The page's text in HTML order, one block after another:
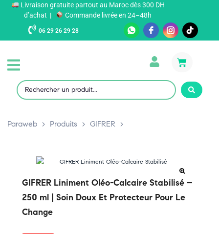
Livraison gratuite partout au Maroc dès 300 DH
d’achat |
Commande livrée en 24–48h
06 29 26 29 28
Paraweb > Produits > GIFRER >
GIFRER Liniment Oléo-Calcaire Stabilisé –
250 ml | Soin Doux Et Protecteur Pour Le
Change